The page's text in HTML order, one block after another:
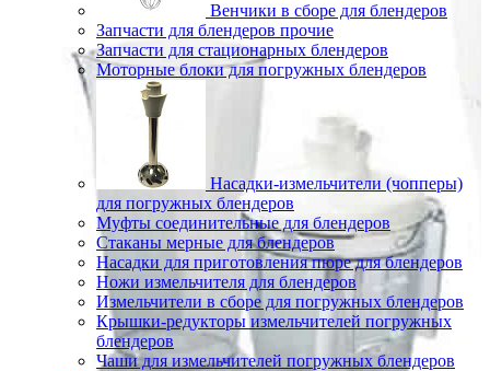
Венчики в сборе для блендеров
Запчасти для блендеров прочие
Запчасти для стационарных блендеров
Моторные блоки для погружных блендеров
Насадки-измельчители (чопперы)
для погружных блендеров
Муфты соединительные для блендеров
Стаканы мерные для блендеров
Насадки для приготовления пюре для блендеров
Ножи измельчителя для блендеров
Измельчители в сборе для погружных блендеров
Крышки-редукторы измельчителей погружных
блендеров
Чаши для измельчителей погружных блендеров